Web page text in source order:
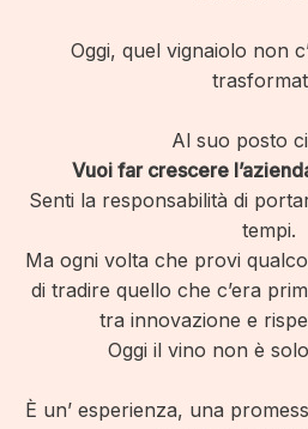
Oggi, quel vignaiolo non
Al suo posto
Vuoi far crescere
Senti la responsabilità di
tempi.
Ma ogni volta che provi
di tradire quello che c’era
tra innovazione e
Oggi il vino non è
È un’ esperienza, una